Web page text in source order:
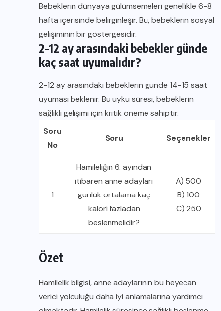
Bebeklerin dünyaya gülümsemeleri genellikle 6-8
hafta içerisinde belirginleşir. Bu, bebeklerin sosyal
gelişiminin bir göstergesidir.
2-12 ay arasındaki bebekler günde
kaç saat uyumalıdır?
2-12 ay arasındaki bebeklerin günde 14-15 saat
uyuması beklenir. Bu uyku süresi, bebeklerin
sağlıklı gelişimi için kritik öneme sahiptir.
Soru
No
Soru Seçenekler
1
Hamileliğin 6. ayından
itibaren anne adayları
günlük ortalama kaç
kalori fazladan
beslenmelidir?
A) 500
B) 100
C) 250
Özet
Hamilelik bilgisi, anne adaylarının bu heyecan
verici yolculuğu daha iyi anlamalarına yardımcı